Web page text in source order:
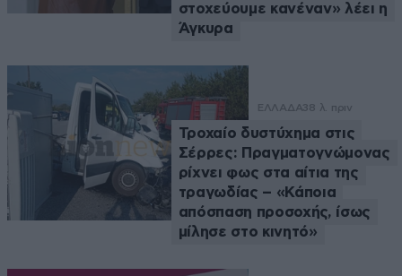
στοχεύουμε κανέναν» λέει η
Άγκυρα
ΕΛΛΑΔΑ38 λ. πριν
Τροχαίο δυστύχημα στις
Σέρρες: Πραγματογνώμονας
ρίχνει φως στα αίτια της
τραγωδίας – «Κάποια
απόσπαση προσοχής, ίσως
μίλησε στο κινητό»